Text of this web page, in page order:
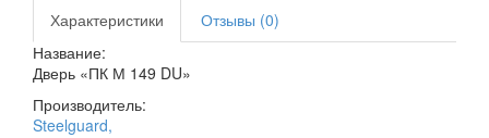
Характеристики
Отзывы (0)
Название:
Дверь «ПК М 149 DU»
Производитель:
Steelguard,